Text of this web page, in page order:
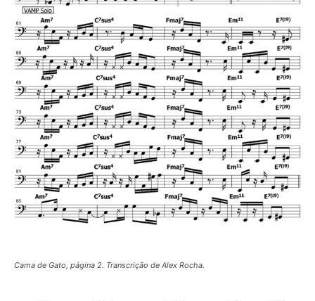
Cama de Gato, página 2. Transcrição de Alex Rocha.